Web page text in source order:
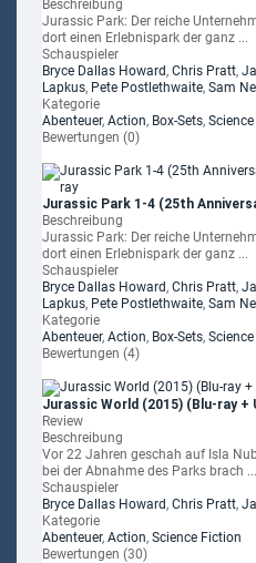
Beschreibung
Jurassic Park: Der reiche
dort einen Erlebnispark der ganz ...
Schauspieler
Bryce Dallas Howard, Chris Pratt,
Lapkus, Pete Postlethwaite, Sam
Kategorie
Abenteuer, Action, Box-Sets,
Bewertungen (0)
Jurassic Park 1-4 (25th
Beschreibung
Jurassic Park: Der reiche
dort einen Erlebnispark der ganz ...
Schauspieler
Bryce Dallas Howard, Chris Pratt,
Lapkus, Pete Postlethwaite, Sam
Kategorie
Abenteuer, Action, Box-Sets,
Bewertungen (4)
Jurassic World (2015) (Blu-ray +
Review
Beschreibung
Vor 22 Jahren geschah auf Isla
bei der Abnahme des Parks brach ...
Schauspieler
Bryce Dallas Howard, Chris Pratt,
Kategorie
Abenteuer, Action, Science Fiction
Bewertungen (30)